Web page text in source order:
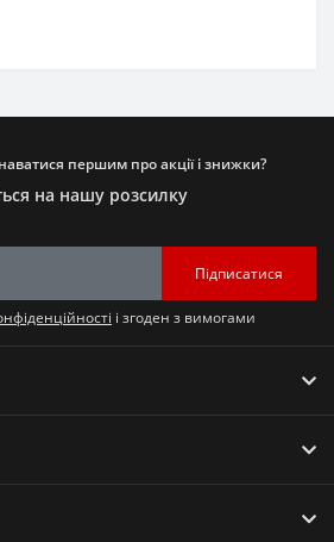
першим про акції і знижки?
на нашу розсилку
Підписатися
і згоден з вимогами